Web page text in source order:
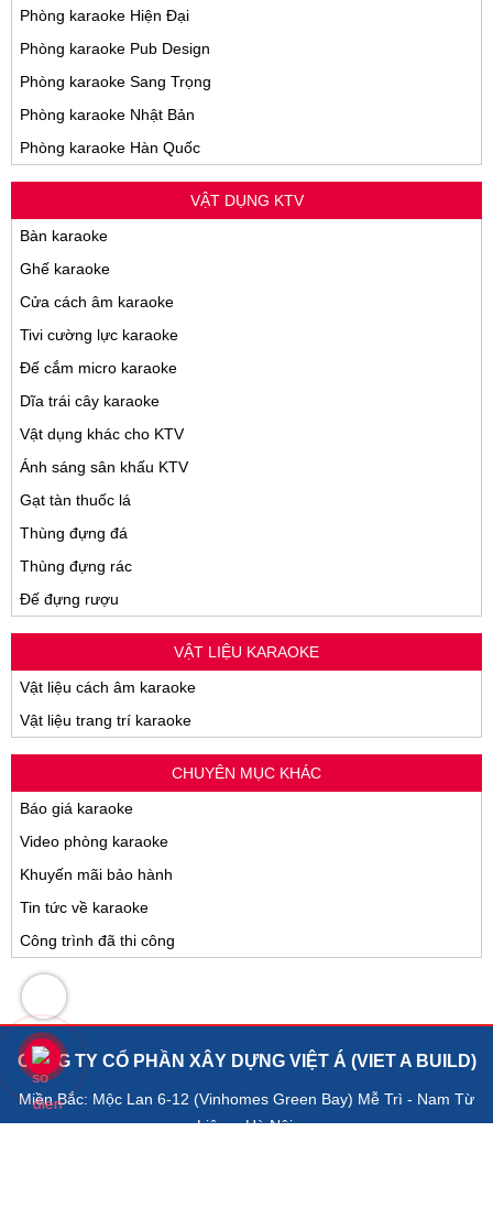
Phòng karaoke Hiện Đại
Phòng karaoke Pub Design
Phòng karaoke Sang Trọng
Phòng karaoke Nhật Bản
Phòng karaoke Hàn Quốc
VẬT DỤNG KTV
Bàn karaoke
Ghế karaoke
Cửa cách âm karaoke
Tivi cường lực karaoke
Đế cắm micro karaoke
Dĩa trái cây karaoke
Vật dụng khác cho KTV
Ánh sáng sân khấu KTV
Gạt tàn thuốc lá
Thùng đựng đá
Thùng đựng rác
Đế đựng rượu
VẬT LIỆU KARAOKE
Vật liệu cách âm karaoke
Vật liệu trang trí karaoke
CHUYÊN MỤC KHÁC
Báo giá karaoke
Video phòng karaoke
Khuyến mãi bảo hành
Tin tức về karaoke
Công trình đã thi công
CÔNG TY CỔ PHẦN XÂY DỰNG VIỆT Á (VIET A BUILD)
Miền Bắc: Mộc Lan 6-12 (Vinhomes Green Bay) Mễ Trì - Nam Từ
Liêm - Hà Nội.